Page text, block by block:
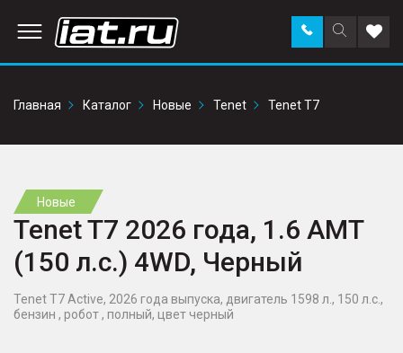
Поиск
по
Заказать
звонок в
Главная
Каталог Новые Tenet Tenet T7
Новые
Tenet T7 2026 года, 1.6 AMT
(150 л.с.) 4WD, Черный
Tenet T7 Active, 2026 года выпуска, двигатель 1598 л., 150 л.с.,
бензин , робот , полный, цвет черный